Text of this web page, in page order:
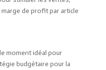
marge de profit par article
moment idéal pour
budgétaire pour la